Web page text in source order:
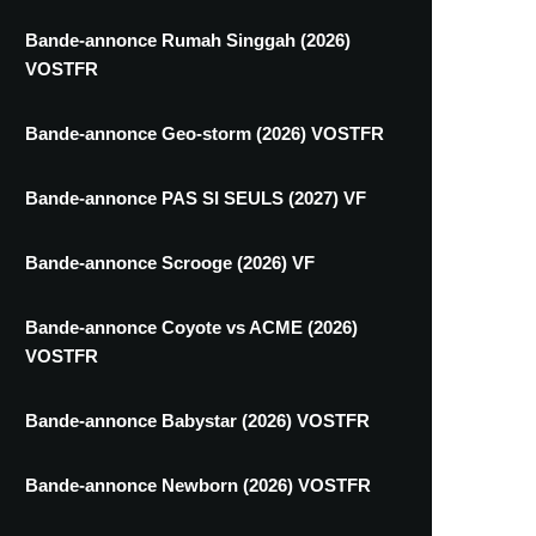
Bande-annonce Rumah Singgah (2026)
VOSTFR
Bande-annonce Geo-storm (2026) VOSTFR
Bande-annonce PAS SI SEULS (2027) VF
Bande-annonce Scrooge (2026) VF
Bande-annonce Coyote vs ACME (2026)
VOSTFR
Bande-annonce Babystar (2026) VOSTFR
Bande-annonce Newborn (2026) VOSTFR